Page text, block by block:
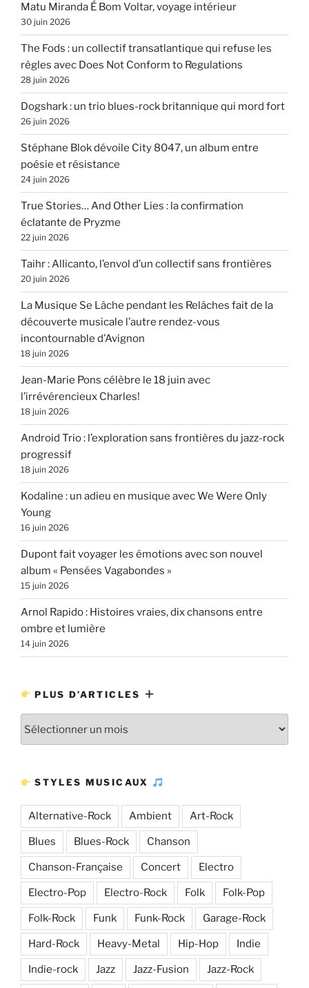
Matu Miranda É Bom Voltar, voyage intérieur
30 juin 2026
The Fods : un collectif transatlantique qui refuse les
règles avec Does Not Conform to Regulations
28 juin 2026
Dogshark : un trio blues-rock britannique qui mord fort
26 juin 2026
Stéphane Blok dévoile City 8047, un album entre
poésie et résistance
24 juin 2026
True Stories… And Other Lies : la confirmation
éclatante de Pryzme
22 juin 2026
Taihr : Allicanto, l’envol d’un collectif sans frontières
20 juin 2026
La Musique Se Lâche pendant les Relâches fait de la
découverte musicale l’autre rendez-vous
incontournable d’Avignon
18 juin 2026
Jean-Marie Pons célèbre le 18 juin avec
l’irrévérencieux Charles!
18 juin 2026
Android Trio : l’exploration sans frontières du jazz-rock
progressif
18 juin 2026
Kodaline : un adieu en musique avec We Were Only
Young
16 juin 2026
Dupont fait voyager les émotions avec son nouvel
album « Pensées Vagabondes »
15 juin 2026
Arnol Rapido : Histoires vraies, dix chansons entre
ombre et lumière
14 juin 2026
PLUS D’ARTICLES
STYLES MUSICAUX
Alternative-Rock Ambient Art-Rock
Blues Blues-Rock Chanson
Chanson-Française Concert Electro
Electro-Pop Electro-Rock Folk Folk-Pop
Folk-Rock Funk Funk-Rock Garage-Rock
Hard-Rock Heavy-Metal Hip-Hop Indie
Indie-rock Jazz Jazz-Fusion Jazz-Rock